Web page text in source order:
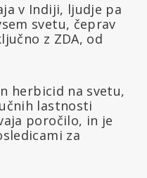
v Indiji, ljudje pa
svetu, čeprav
z ZDA, od
herbicid na svetu,
lastnosti
poročilo, in je
za